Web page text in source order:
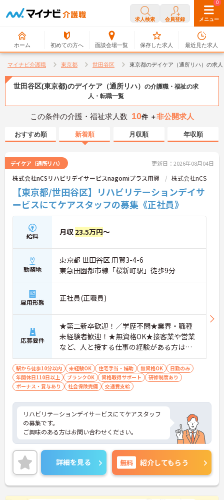
求人検索 会員登録 メニュー
ホーム 初めての方へ 面談会場一覧
0
保存した求人
0
最近見た求人
マイナビ介護職 東京都 世田谷区 東京都のデイケア（通所リハ）の求
世田谷区(東京都)のデイケア（通所リハ） の介護職・福祉の求
人・転職一覧
この条件の介護・福祉求人数 10件 ＋非公開求人
おすすめ順 新着順 月収順 年収順
デイケア（通所リハ） 更新日：2026年08月04日
株式会社nCSリハビリデイサービスnagomiプラス用賀 株式会社nCS
【東京都/世田谷区】リハビリテーションデイサ
ービスにてケアスタッフの募集《正社員》
給料 月収 23.5万円～
勤務地
東京都 世田谷区 用賀3-4-6
東急田園都市線「桜新町駅」徒歩9分
雇用形態 正社員(正職員)
応募要件
★第二新卒歓迎！／学歴不問★業界・職種
未経験者歓迎！★無資格OK★接客業や営業
など、人と接する仕事の経験がある方は大
歓迎★運転免許必須
駅から徒歩10分以内 未経験OK 住宅手当・補助 無資格OK
日勤のみ
年間休日110日以上
ブランクOK 資格取得サポート
研修制度あり
ボーナス・賞与あり
社会保険完備 交通費支給
リハビリテーションデイサービスにてケアスタッフ
の募集です。
ご興味のある方はお問い合わせください。
詳細を見る 無料 紹介してもらう